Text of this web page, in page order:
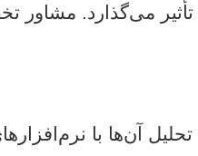
تأثیر می‌گذارد.